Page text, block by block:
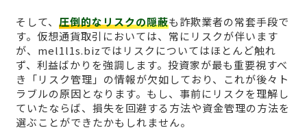
そして、 圧倒的なリスクの隠蔽も詐欺業者の常套手段で
す。仮想通貨取引においては、常にリスクが伴います
が、mel1l1s.bizではリスクについてはほとんど触れ
ず、利益ばかりを強調します。投資家が最も重要視すべ
き「リスク管理」の情報が欠如しており、これが後々ト
ラブルの原因となります。もし、事前にリスクを理解し
ていたならば、損失を回避する方法や資金管理の方法を
選ぶことができたかもしれません。